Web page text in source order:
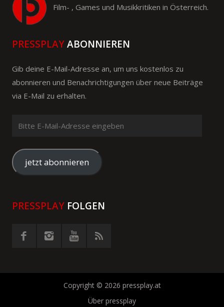
Film- , Games und Musikkritiken in Österreich.
PRESSPLAYABONNIEREN
Gib deine E-Mail-Adresse an, um uns kostenlos zu
abonnieren und Benachrichtigungen über neue Beiträge
via E-Mail zu erhalten.
Mail-
Adresse
eingeben
jetzt abonnieren
PRESSPLAY FOLGEN
Copyright © 2026 pressplay.at
Über pressplay